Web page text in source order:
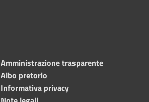
Amministrazione trasparente
Albo pretorio
Informativa privacy